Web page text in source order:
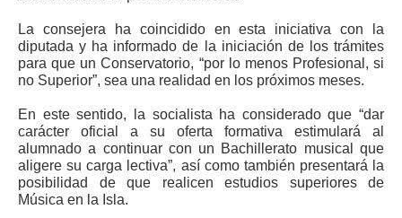
La consejera ha coincidido en esta iniciativa con la
diputada y ha informado de la iniciación de los trámites
para que un Conservatorio, “por lo menos Profesional, si
no Superior”, sea una realidad en los próximos meses.
En este sentido, la socialista ha considerado que “dar
carácter oficial a su oferta formativa estimulará al
alumnado a continuar con un Bachillerato musical que
aligere su carga lectiva”, así como también presentará la
posibilidad de que realicen estudios superiores de
Música en la Isla.